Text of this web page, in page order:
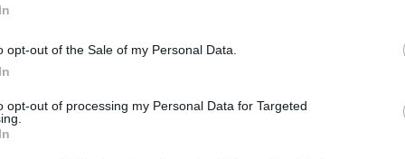
opt-out of the Sale of my Personal Data.
opt-out of processing my Personal Data for Targeted